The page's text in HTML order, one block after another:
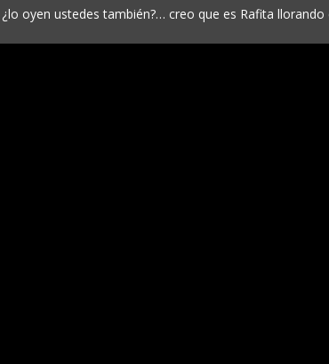
oyen ustedes también?… creo que es Rafita llorando